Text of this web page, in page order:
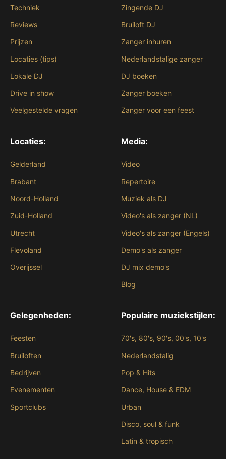
Techniek
Reviews
Prijzen
Locaties (tips)
Lokale DJ
Drive in show
Veelgestelde vragen
Zingende DJ
Bruiloft DJ
Zanger inhuren
Nederlandstalige zanger
DJ boeken
Zanger boeken
Zanger voor een feest
Locaties:
Gelderland
Brabant
Noord-Holland
Zuid-Holland
Utrecht
Flevoland
Overijssel
Media:
Video
Repertoire
Muziek als DJ
Video's als zanger (NL)
Video's als zanger (Engels)
Demo's als zanger
DJ mix demo's
Blog
Gelegenheden:
Feesten
Bruiloften
Bedrijven
Evenementen
Sportclubs
Populaire muziekstijlen:
70's, 80's, 90's, 00's, 10's
Nederlandstalig
Pop & Hits
Dance, House & EDM
Urban
Disco, soul & funk
Latin & tropisch